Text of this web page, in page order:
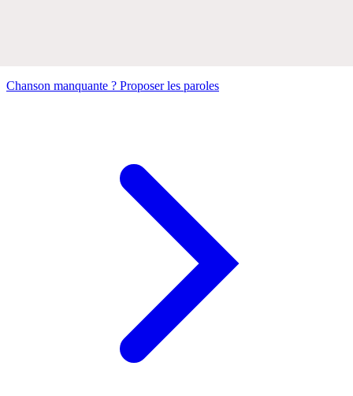
Chanson manquante ? Proposer les paroles